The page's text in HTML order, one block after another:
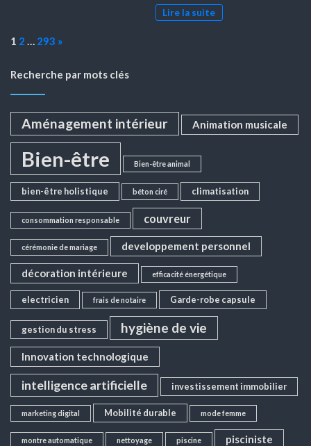
Lire la suite
Page:
1 2 … 293 Next
»
Recherche par mots clés
Aménagement intérieur Animation musicale
Bien-être Bien-être animal
bien-être holistique béton ciré climatisation
consommation responsable couvreur
cérémonie de mariage developpement personnel
décoration intérieure efficacité énergétique
electricien frais de notaire Garde-robe capsule
gestion du stress hygiène de vie
Innovation technologique
intelligence artificielle investissement immobilier
marketing digital Mobilité durable mode femme
montre automatique nettoyage piscine pisciniste